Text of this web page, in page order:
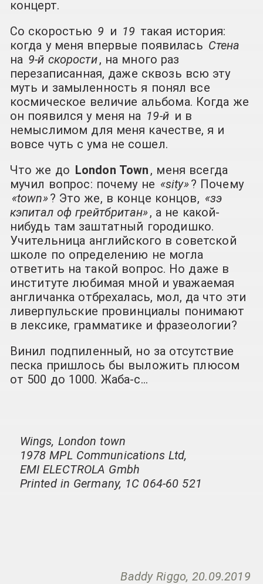
концерт.
Со скоростью 9 и 19 такая история:
когда у меня впервые появилась Стена
на 9-й скорости, на много раз
перезаписанная, даже сквозь всю эту
муть и замыленность я понял все
космическое величие альбома. Когда же
он появился у меня на 19-й и в
немыслимом для меня качестве, я и
вовсе чуть с ума не сошел.
Что же до London Town , меня всегда
мучил вопрос: почему не «sity»? Почему
«town»? Это же, в конце концов, «зэ
кэпитал оф грейтбритан», а не какой-
нибудь там заштатный городишко.
Учительница английского в советской
школе по определению не могла
ответить на такой вопрос. Но даже в
институте любимая мной и уважаемая
англичанка отбрехалась, мол, да что эти
ливерпульские провинциалы понимают
в лексике, грамматике и фразеологии?
Винил подпиленный, но за отсутствие
песка пришлось бы выложить плюсом
от 500 до 1000. Жаба-с…
Wings, London town
1978 MPL Communications Ltd,
EMI ELECTROLA Gmbh
Printed in Germany, 1C 064-60 521
Baddy Riggo, 20.09.2019